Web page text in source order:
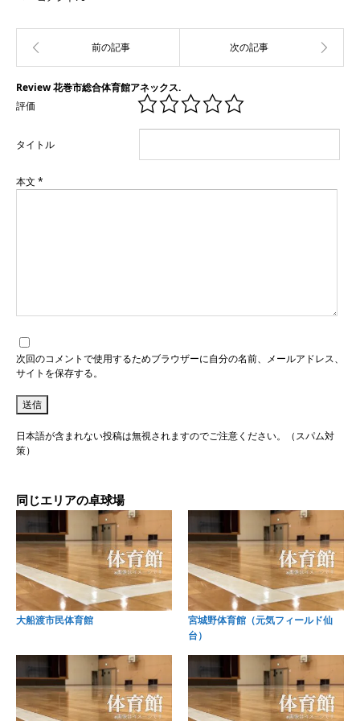
Review 花巻市総合体育館アネックス.
評価
タイトル
本文 *
次回のコメントで使用するためブラウザーに自分の名前、メールアドレス、
サイトを保存する。
日本語が含まれない投稿は無視されますのでご注意ください。（スパム対
策）
同じエリアの卓球場
大船渡市民体育館
宮城野体育館（元気フィールド仙
台）